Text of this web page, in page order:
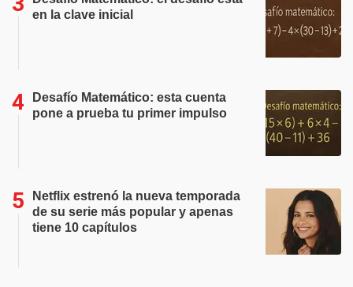
en la clave inicial
Desafío Matemático: esta cuenta
pone a prueba tu primer impulso
Netflix estrenó la nueva temporada
de su serie más popular y apenas
tiene 10 capítulos